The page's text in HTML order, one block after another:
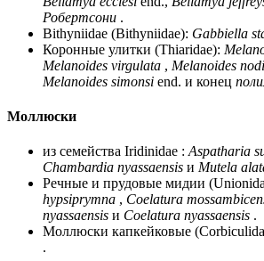
Робертсони .
Bithyniidae (Bithyniidae): Gabbiella
Коронные улитки (Thiaridae):
Melanoides virgulata , Melanoides
Melanoides simonsi end. и конец
Моллюски
из семейства Iridinidae : Aspatharia
Chambardia nyassaensis и Mutela
Речные и прудовые мидии
hypsiprymna , Coelatura
nyassaensis и Coelatura nyassaensis .
Моллюски капкейковые
.